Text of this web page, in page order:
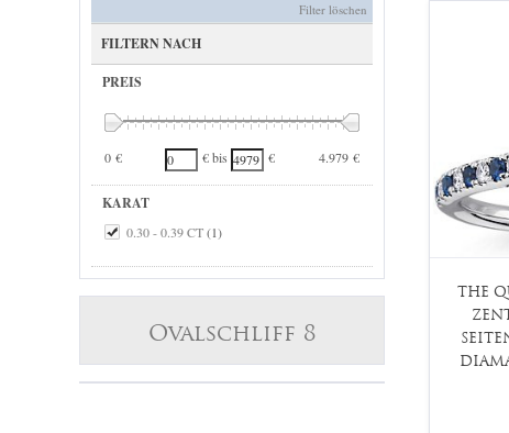
Filter löschen
FILTERN NACH
PREIS
0 € 4.979 €
€ bis €
KARAT
0.30 - 0.39 CT(1)
Ovalschliff 8
THE